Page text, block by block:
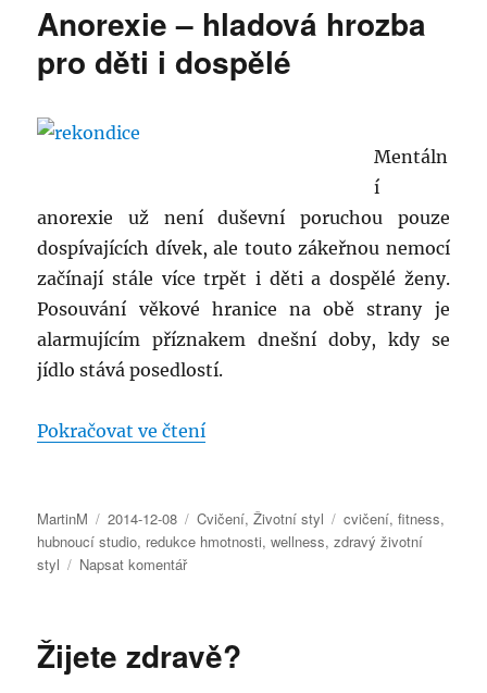
Výživa
Anorexie – hladová hrozba
pro děti i dospělé
Mentáln
í
anorexie už není duševní poruchou pouze
dospívajících dívek, ale touto zákeřnou nemocí
začínají stále více trpět i děti a dospělé ženy.
Posouvání věkové hranice na obě strany je
alarmujícím příznakem dnešní doby, kdy se
jídlo stává posedlostí.
Pokračovat ve čtení„Anorexie – hladová hrozba
Autor:
MartinM Publikováno:
2014-12-08 Rubriky:
Cvičení,Životní styl Štítky:
cvičení,fitness,
hubnoucí studio, redukce hmotnosti,wellness,zdravý životní
styl
Napsat komentářpro
Anorexie
Žijete zdravě?